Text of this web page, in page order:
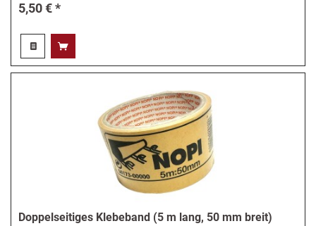
5,50 € *
Doppelseitiges Klebeband (5 m lang, 50 mm breit)